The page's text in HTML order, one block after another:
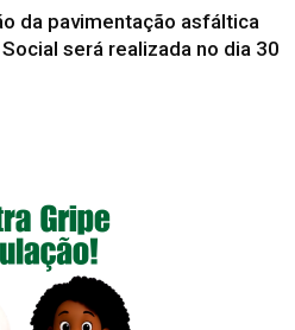
da pavimentação asfáltica
será realizada no dia 30